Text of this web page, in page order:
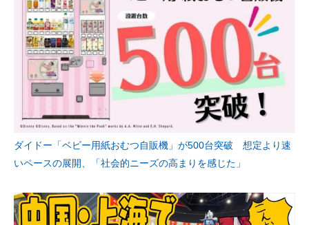
ダイドー「ベビー用紙おむつ自販機」が500台突破 想定より速
いペースの展開、「社会的ニーズの高まりを感じた」